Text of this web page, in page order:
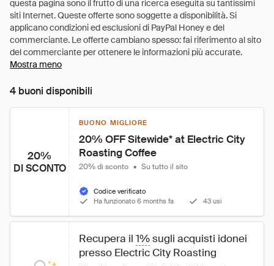
Mostra meno
4 buoni disponibili
20%
DI SCONTO
BUONO MIGLIORE
20% OFF Sitewide* at Electric City
Roasting Coffee
20% di sconto • Su tutto il sito
Codice verificato
Ha funzionato 6 months fa
43 usi
Recupera il 1% sugli acquisti idonei
presso Electric City Roasting